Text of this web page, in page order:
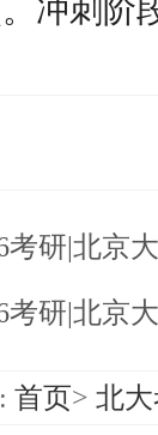
冲刺阶
宁早勿
考研|北京大
考研|北京大学
首页> 北